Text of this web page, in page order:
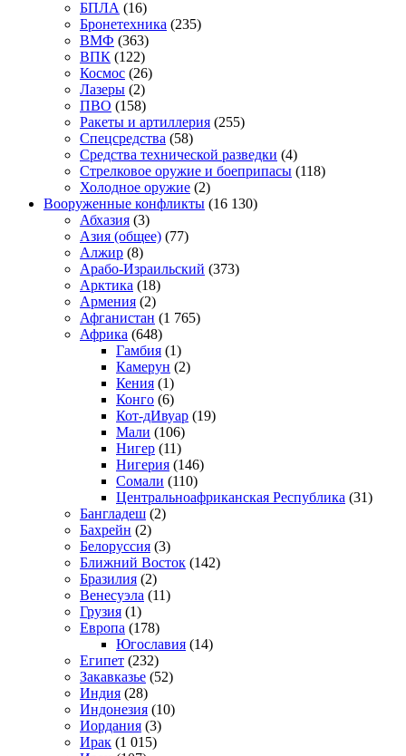
БПЛА (16)
Бронетехника (235)
ВМФ (363)
ВПК (122)
Космос (26)
Лазеры (2)
ПВО (158)
Ракеты и артиллерия (255)
Спецсредства (58)
Средства технической разведки (4)
Стрелковое оружие и боеприпасы (118)
Холодное оружие (2)
Вооруженные конфликты (16 130)
Абхазия (3)
Азия (общее) (77)
Алжир (8)
Арабо-Израильский (373)
Арктика (18)
Армения (2)
Афганистан (1 765)
Африка (648)
Гамбия (1)
Камерун (2)
Кения (1)
Конго (6)
Кот-дИвуар (19)
Мали (106)
Нигер (11)
Нигерия (146)
Сомали (110)
Центральноафриканская Республика (31)
Бангладеш (2)
Бахрейн (2)
Белоруссия (3)
Ближний Восток (142)
Бразилия (2)
Венесуэла (11)
Грузия (1)
Европа (178)
Югославия (14)
Египет (232)
Закавказье (52)
Индия (28)
Индонезия (10)
Иордания (3)
Ирак (1 015)